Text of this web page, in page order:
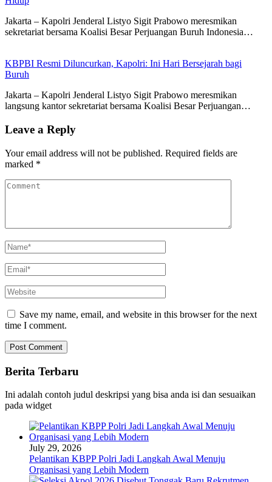
Jakarta – Kapolri Jenderal Listyo Sigit Prabowo meresmikan
sekretariat bersama Koalisi Besar Perjuangan Buruh Indonesia…
KBPBI Resmi Diluncurkan, Kapolri: Ini Hari Bersejarah bagi
Buruh
Jakarta – Kapolri Jenderal Listyo Sigit Prabowo meresmikan
langsung kantor sekretariat bersama Koalisi Besar Perjuangan…
Leave a Reply
Your email address will not be published. Required fields are
marked *
Save my name, email, and website in this browser for the next
time I comment.
Berita Terbaru
Ini adalah contoh judul deskripsi yang bisa anda isi dan sesuaikan
pada widget
July 29, 2026
Pelantikan KBPP Polri Jadi Langkah Awal Menuju
Organisasi yang Lebih Modern